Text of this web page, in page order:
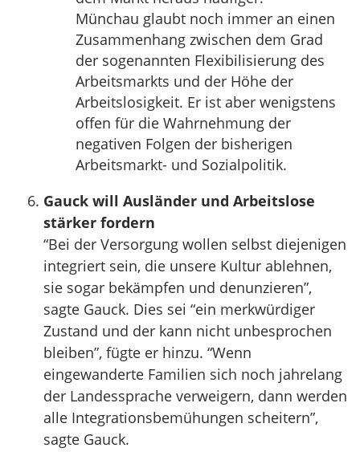
Münchau glaubt noch immer an einen
Zusammenhang zwischen dem Grad
der sogenannten Flexibilisierung des
Arbeitsmarkts und der Höhe der
Arbeitslosigkeit. Er ist aber wenigstens
offen für die Wahrnehmung der
negativen Folgen der bisherigen
Arbeitsmarkt- und Sozialpolitik.
Gauck will Ausländer und Arbeitslose
stärker fordern
“Bei der Versorgung wollen selbst diejenigen
integriert sein, die unsere Kultur ablehnen,
sie sogar bekämpfen und denunzieren”,
sagte Gauck. Dies sei “ein merkwürdiger
Zustand und der kann nicht unbesprochen
bleiben”, fügte er hinzu. “Wenn
eingewanderte Familien sich noch jahrelang
der Landessprache verweigern, dann werden
alle Integrationsbemühungen scheitern”,
sagte Gauck.